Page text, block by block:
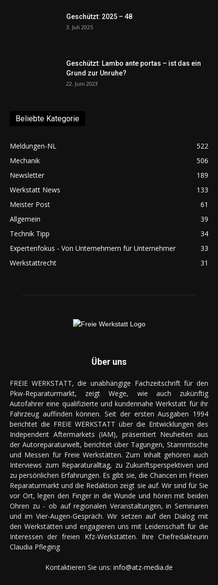
Geschützt: 2025 – 48
3. Juli 2025
Geschützt: Lambo ante portas – ist das ein
Grund zur Unruhe?
22. Juni 2023
Beliebte Kategorie
Meldungen-NL
522
Mechanik
506
Newsletter
189
Werkstatt News
133
Meister Post
61
Allgemein
39
Technik Tipp
34
Expertenfokus - Von Unternehmern für Unternehmer
33
Werkstattrecht
31
Über uns
FREIE WERKSTATT, die unabhängige Fachzeitschrift für den
Pkw-Reparaturmarkt, zeigt Wege, wie auch zukünftig
Autofahrer eine qualifizierte und kundennahe Werkstatt für ihr
Fahrzeug auffinden können. Seit der ersten Ausgaben 1994
berichtet die FREIE WERKSTATT über die Entwicklungen des
Independent Aftermarkets (IAM), präsentiert Neuheiten aus
der Autoreparaturwelt, berichtet über Tagungen, Stammtische
und Messen für Freie Werkstätten. Zum Inhalt gehören auch
Interviews zum Reparaturalltag, zu Zukunftsperspektiven und
zu persönlichen Erfahrungen. Es gibt sie, die Chancen im Freien
Reparaturmarkt und die Redaktion zeigt sie auf. Wir sind für Sie
vor Ort, legen den Finger in die Wunde und hören mit beiden
Ohren zu - ob auf regionalen Veranstaltungen, in Seminaren
und im Vier-Augen-Gespräch. Wir setzen auf den Dialog mit
den Werkstätten und engagieren uns mit Leidenschaft für die
Interessen der freien Kfz-Werkstätten. Ihre Chefredakteurin
Claudia Pfleging
Kontaktieren Sie uns: info@atz-media.de